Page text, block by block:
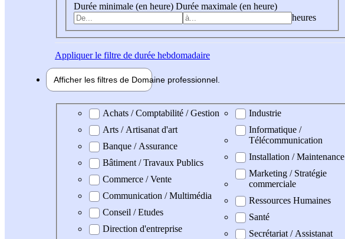
Durée minimale (en heure) Durée maximale (en heure)
heures
Appliquerle filtre de durée hebdomadaire
Afficher les filtres de Domaine professionnel
Domaine professionel
Achats / Comptabilité / Gestion
Arts / Artisanat d'art
Banque / Assurance
Bâtiment / Travaux Publics
Commerce / Vente
Communication / Multimédia
Conseil / Etudes
Direction d'entreprise
Industrie
Informatique /
Télécommunication
Installation / Maintenance
Marketing / Stratégie
commerciale
Ressources Humaines
Santé
Secrétariat / Assistanat